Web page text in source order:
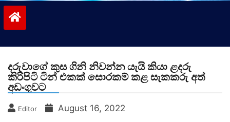
දරුවාගේ කුස ගිනි නිවන්න යැයි කියා ළදරු
කිරිපිටි ටින් එකක් සොරකම් කළ සැකකරු අත්
අඩංගුවට
Editor August 16, 2022